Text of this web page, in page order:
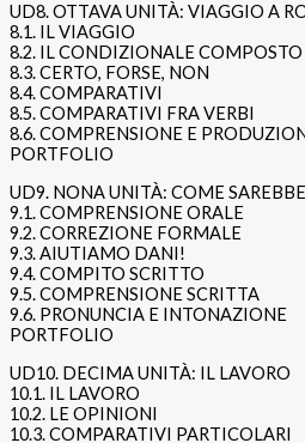
UD8. OTTAVA UNITÀ: VIAGGIO A
8.1. IL VIAGGIO
8.2. IL CONDIZIONALE COMPOSTO
8.3. CERTO, FORSE, NON
8.4. COMPARATIVI
8.5. COMPARATIVI FRA VERBI
8.6. COMPRENSIONE E
PORTFOLIO
UD9. NONA UNITÀ: COME
9.1. COMPRENSIONE ORALE
9.2. CORREZIONE FORMALE
9.3. AIUTIAMO DANI!
9.4. COMPITO SCRITTO
9.5. COMPRENSIONE SCRITTA
9.6. PRONUNCIA E INTONAZIONE
PORTFOLIO
UD10. DECIMA UNITÀ: IL LAVORO
10.1. IL LAVORO
10.2. LE OPINIONI
10.3. COMPARATIVI PARTICOLARI